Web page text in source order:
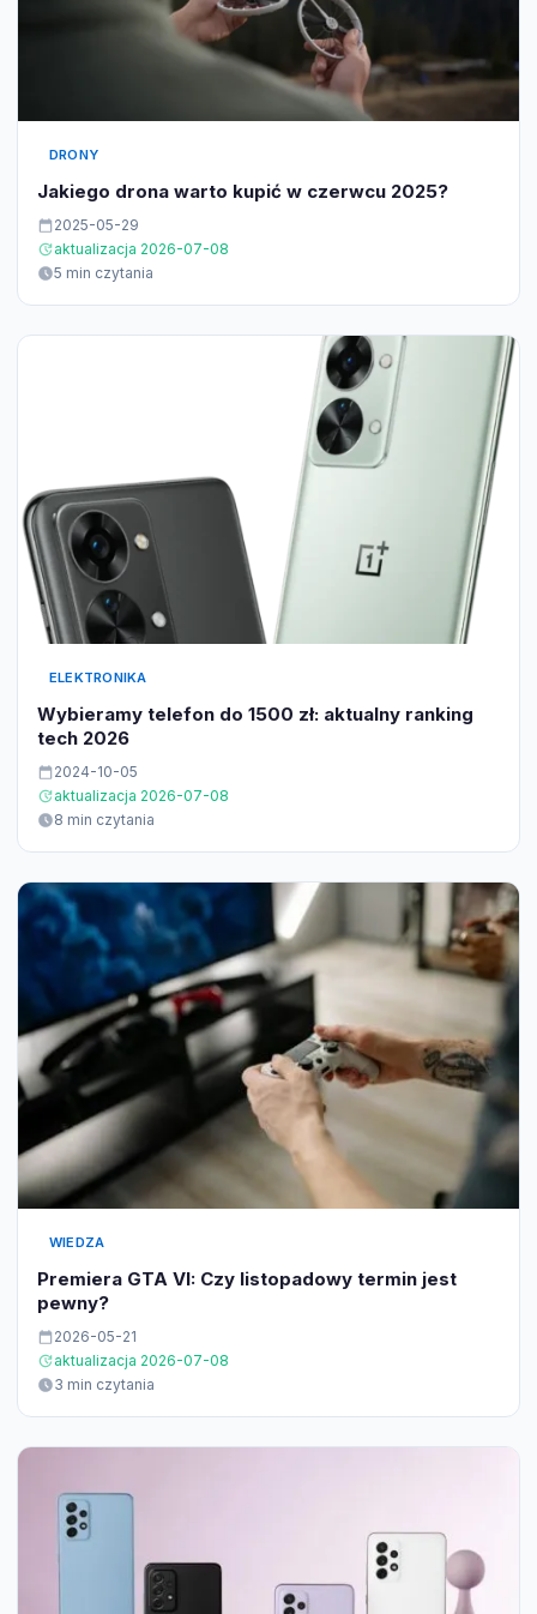
DRONY
Jakiego drona warto kupić w czerwcu 2025?
2025-05-29
aktualizacja 2026-07-08
5 min czytania
ELEKTRONIKA
Wybieramy telefon do 1500 zł: aktualny ranking
tech 2026
2024-10-05
aktualizacja 2026-07-08
8 min czytania
WIEDZA
Premiera GTA VI: Czy listopadowy termin jest
pewny?
2026-05-21
aktualizacja 2026-07-08
3 min czytania